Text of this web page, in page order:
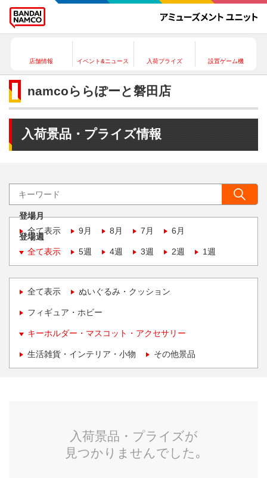
店舗情報 イベント&ニュース 入荷プライズ 設置ゲーム機
namcoららぽーと磐田店
入荷景品・プライズ情報
登場月
全て表示
9月 8月 7月 6月
登場週
全て表示
5週 4週 3週 2週 1週
全て表示 ぬいぐるみ・クッション
フィギュア・ホビー
キーホルダー・マスコット・アクセサリー
生活雑貨・インテリア・小物 その他景品